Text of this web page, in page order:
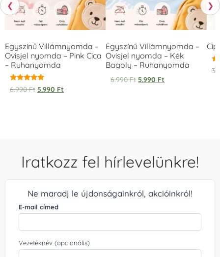
❮
Egyszínű Villámnyomda –
Ovisjel nyomda – Pink Cica
– Ruhanyomda
Értékelés:
5.00
6.990Ft 5.990 Ft
Egyszínű Villámnyomda –
Ovisjel nyomda – Kék
Bagoly – Ruhanyomda
6.990Ft 5.990 Ft
❯
Iratkozz fel hírlevelünkre!
Ne maradj le újdonságainkról, akcióinkról!
E-mail címed
Vezetéknév (opcionális)